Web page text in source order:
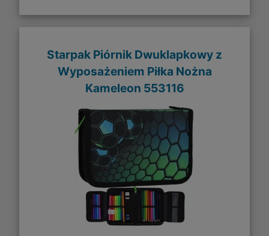
Starpak Piórnik Dwuklapkowy z
Wyposażeniem Piłka Nożna
Kameleon 553116